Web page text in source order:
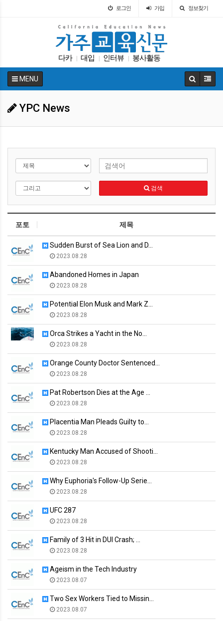
로그인 가입 정보찾기
다카 대입 인터뷰 봉사활동
캘리포니아 교육부 교육뉴스 특별활동
MENU
YPC News
검색
포토 제목
Sudden Burst of Sea Lion and D…
2023.08.28
Abandoned Homes in Japan
2023.08.28
Potential Elon Musk and Mark Z…
2023.08.28
Orca Strikes a Yacht in the No…
2023.08.28
Orange County Doctor Sentenced…
2023.08.28
Pat Robertson Dies at the Age …
2023.08.28
Placentia Man Pleads Guilty to…
2023.08.28
Kentucky Man Accused of Shooti…
2023.08.28
Why Euphoria's Follow-Up Serie…
2023.08.28
UFC 287
2023.08.28
Family of 3 Hit in DUI Crash; …
2023.08.28
Ageism in the Tech Industry
2023.08.07
Two Sex Workers Tied to Missin…
2023.08.07